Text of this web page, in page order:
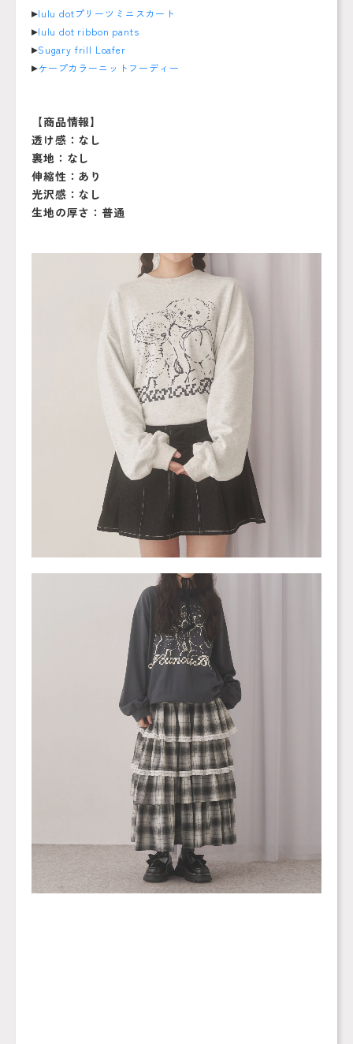
▸lulu dotプリーツミニスカート
▸lulu dot ribbon pants
▸Sugary frill Loafer
▸ケープカラーニットフーディー
【商品情報】
透け感：なし
裏地：なし
伸縮性：あり
光沢感：なし
生地の厚さ：普通